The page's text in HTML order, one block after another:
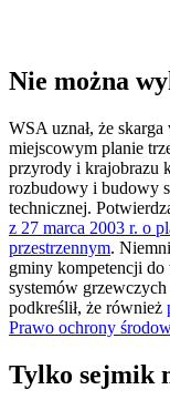
Nie można
WSA uznał, że
miejscowym planie
przyrody i krajobrazu
rozbudowy i budowy
technicznej.
z 27 marca 2003 r. o
przestrzennym.
gminy kompetencji
systemów
podkreślił, że również
Prawo ochrony
Tylko sejmik